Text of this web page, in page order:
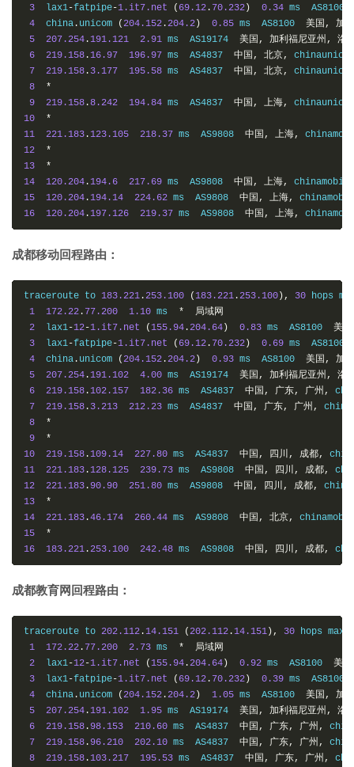
3
  lax1
-fatpipe-1.it7.net ( 69.12 . 70.232) 0.34 ms
4
  china
. unicom (204.152 .204.2) 0.85 ms  AS8100 美国,
加
5
207.254 . 191.121 2.91 ms  AS19174 美国, 加利福尼亚州,
洛
6
219.158 . 16.97 196.97 ms  AS4837 中国, 北京,
chinaunicom
7
219.158 . 3.177 195.58 ms  AS4837 中国, 北京,
chinaunicom
8
*
9
219.158 .8.242 194.84 ms  AS4837 中国, 上海,
chinaunicom
10
*
11
221.183 . 123.105 218.37 ms  AS9808 中国, 上海,
12
*
13
*
14
120.204 . 194.6 217.69 ms  AS9808 中国, 上海,
chinamobile
15
120.204 . 194.14 224.62 ms  AS9808 中国, 上海,
16
120.204 . 197.126 219.37 ms  AS9808 中国, 上海,
成都移动回程路由：
traceroute to 183.221 .253.100 ( 183.221 .253.100), 30 hops
1
172.22 . 77.200 1.10 ms *
局域网
2
  lax1
-12-1.it7.net ( 155.94 .204.64) 0.83 ms  AS8100 美
3
  lax1
-fatpipe-1.it7.net ( 69.12 . 70.232) 0.69 ms
4
  china
. unicom (204.152 .204.2) 0.93 ms  AS8100 美国,
加
5
207.254 . 191.102 4.00 ms  AS19174 美国, 加利福尼亚州,
洛
6
219.158 . 102.157 182.36 ms  AS4837 中国, 广东, 广州,
7
219.158 . 3.213 212.23 ms  AS4837 中国, 广东, 广州,
8
*
9
*
10
219.158 . 109.14 227.80 ms  AS4837 中国, 四川, 成都,
11
221.183 . 128.125 239.73 ms  AS9808 中国, 四川, 成都,
12
221.183 .90.90 251.80 ms  AS9808 中国, 四川, 成都,
13
*
14
221.183 .46.174 260.44 ms  AS9808 中国, 北京,
15
*
16
183.221 .253.100 242.48 ms  AS9808 中国, 四川, 成都,
成都教育网回程路由：
traceroute to 202.112 . 14.151 (202.112 . 14.151), 30 hops max
1
172.22 . 77.200 2.73 ms *
局域网
2
  lax1
-12-1.it7.net ( 155.94 .204.64) 0.92 ms  AS8100 美
3
  lax1
-fatpipe-1.it7.net ( 69.12 . 70.232) 0.39 ms
4
  china
. unicom (204.152 .204.2) 1.05 ms  AS8100 美国,
加
5
207.254 . 191.102 1.95 ms  AS19174 美国, 加利福尼亚州,
洛
6
219.158 .98.153 210.60 ms  AS4837 中国, 广东, 广州,
7
219.158 .96.210 202.10 ms  AS4837 中国, 广东, 广州,
8
219.158 . 103.217 195.53 ms  AS4837 中国, 广东, 广州,